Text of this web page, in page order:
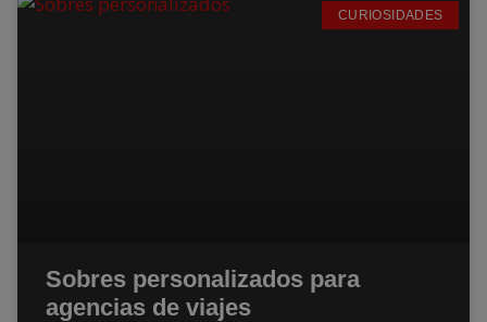
CURIOSIDADES
Sobres personalizados para
agencias de viajes